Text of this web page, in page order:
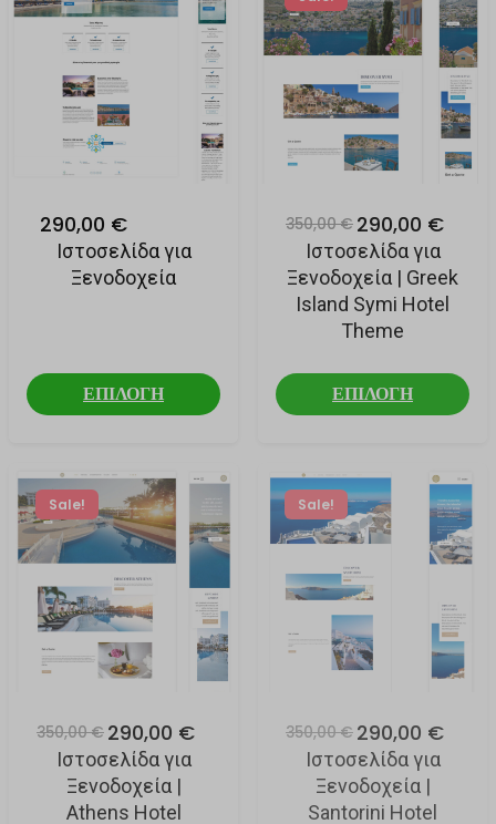
290,00 €
Ιστοσελίδα για
Ξενοδοχεία
ΕΠΙΛΟΓΗ
350,00 € 290,00 €
Ιστοσελίδα για
Ξενοδοχεία | Greek
Island Symi Hotel
Theme
ΕΠΙΛΟΓΗ
Sale!
350,00 € 290,00 €
Ιστοσελίδα για
Ξενοδοχεία |
Athens Hotel
Sale!
350,00 € 290,00 €
Ιστοσελίδα για
Ξενοδοχεία |
Santorini Hotel